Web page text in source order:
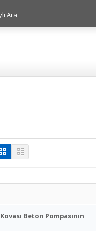
Ara
Beton Pompasının